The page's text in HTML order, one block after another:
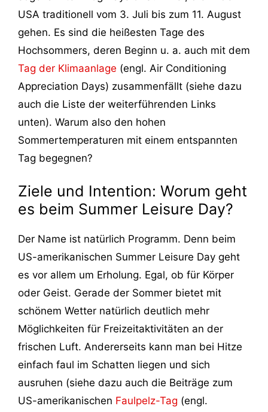
USA traditionell vom 3. Juli bis zum 11. August
gehen. Es sind die heißesten Tage des
Hochsommers, deren Beginn u. a. auch mit dem
Tag der Klimaanlage (engl. Air Conditioning
Appreciation Days) zusammenfällt (siehe dazu
auch die Liste der weiterführenden Links
unten). Warum also den hohen
Sommertemperaturen mit einem entspannten
Tag begegnen?
Ziele und Intention: Worum geht
es beim Summer Leisure Day?
Der Name ist natürlich Programm. Denn beim
US-amerikanischen Summer Leisure Day geht
es vor allem um Erholung. Egal, ob für Körper
oder Geist. Gerade der Sommer bietet mit
schönem Wetter natürlich deutlich mehr
Möglichkeiten für Freizeitaktivitäten an der
frischen Luft. Andererseits kann man bei Hitze
einfach faul im Schatten liegen und sich
ausruhen (siehe dazu auch die Beiträge zum
US-amerikanischen Faulpelz-Tag (engl.